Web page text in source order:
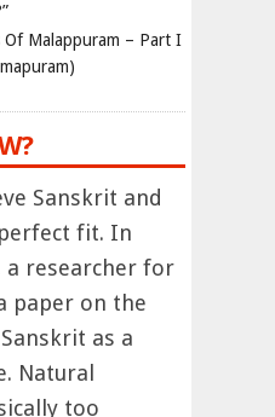
Of Malappuram – Part I
Sanskrit and
fit. In
a researcher for
paper on the
as a
Natural
too